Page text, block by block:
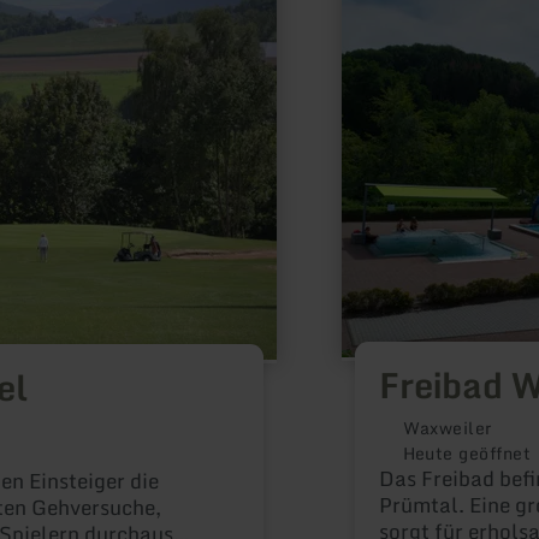
Einsteiger die
Gehversuche,
Freibad
Waxweiler
Heute geöffnet
Das Freibad
Prümtal. Eine
sorgt für
Freibad
Waxweiler